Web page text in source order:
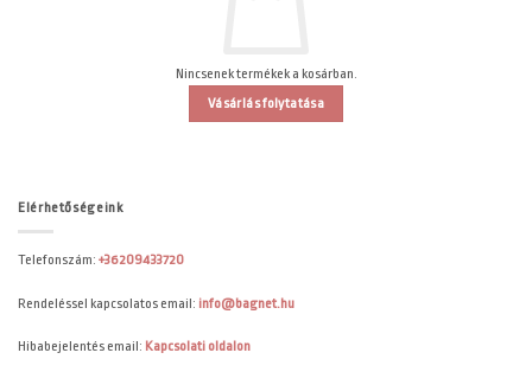
Nincsenek termékek a kosárban.
Vásárlás folytatása
Elérhetőségeink
Telefonszám: +36209433720
Rendeléssel kapcsolatos email: info@bagnet.hu
Hibabejelentés email: Kapcsolati oldalon